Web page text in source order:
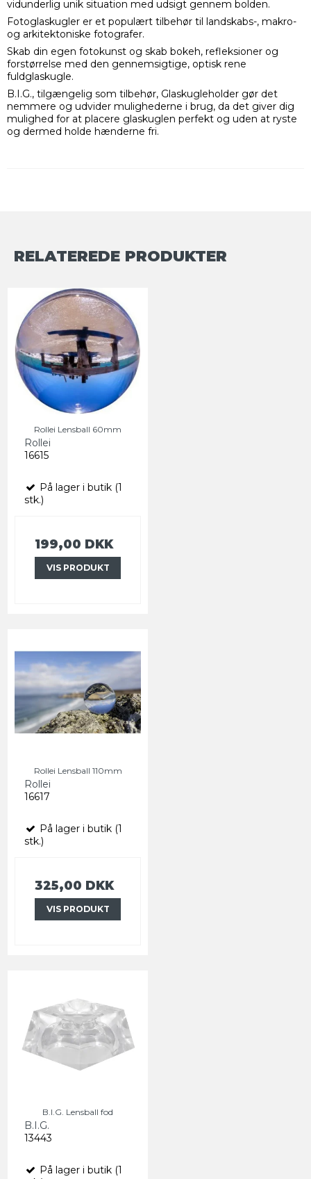
vidunderlig unik situation med udsigt gennem bolden.
Fotoglaskugler er et populært tilbehør til landskabs-, makro-
og arkitektoniske fotografer.
Skab din egen fotokunst og skab bokeh, refleksioner og
forstørrelse med den gennemsigtige, optisk rene
fuldglaskugle.
B.I.G., tilgængelig som tilbehør, Glaskugleholder gør det
nemmere og udvider mulighederne i brug, da det giver dig
mulighed for at placere glaskuglen perfekt og uden at ryste
og dermed holde hænderne fri.
RELATEREDE PRODUKTER
Rollei Lensball 60mm
Rollei
16615
På lager i butik (1
stk.)
199,00 DKK
VIS PRODUKT
Rollei Lensball 110mm
Rollei
16617
På lager i butik (1
stk.)
325,00 DKK
VIS PRODUKT
B.I.G. Lensball fod
B.I.G.
13443
På lager i butik (1